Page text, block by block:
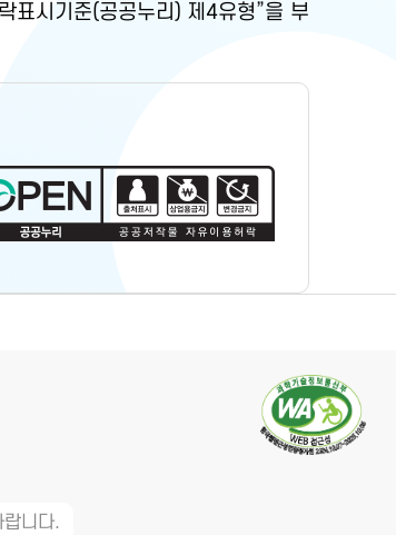
표시기준(공공누리) 제4유형”을 부
니다.